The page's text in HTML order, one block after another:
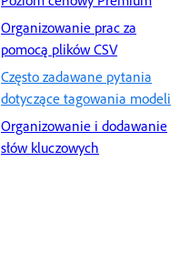
Organizowanie prac za
pomocą plików CSV
Często zadawane pytania
dotyczące tagowania modeli
Organizowanie i dodawanie
słów kluczowych